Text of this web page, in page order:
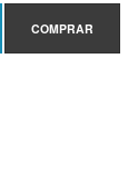
COMPRAR